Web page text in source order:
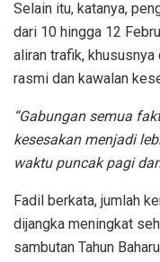
Selain itu, katanya,
dari 10 hingga 12
aliran trafik,
rasmi dan kawalan
“Gabungan semua
kesesakan menjadi
waktu puncak pagi
Fadil berkata, jumlah
dijangka meningkat
sambutan Tahun